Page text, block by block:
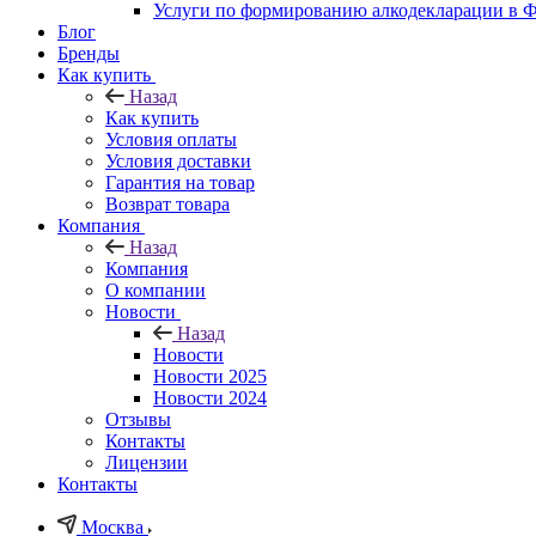
Услуги по формированию алкодекларации в
Блог
Бренды
Как купить
Назад
Как купить
Условия оплаты
Условия доставки
Гарантия на товар
Возврат товара
Компания
Назад
Компания
О компании
Новости
Назад
Новости
Новости 2025
Новости 2024
Отзывы
Контакты
Лицензии
Контакты
Москва